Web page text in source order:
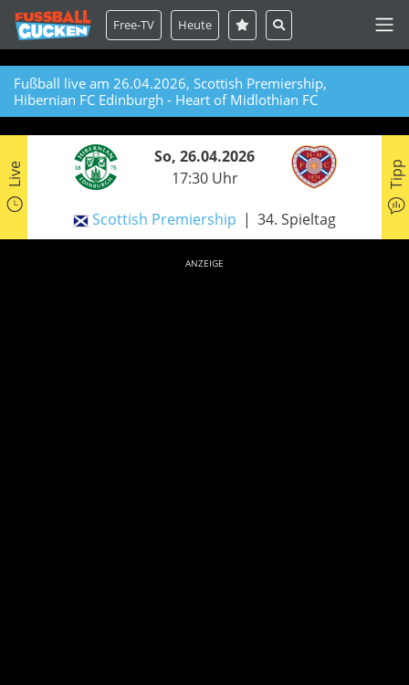
Free-TV Heute
Fußball live am 26.04.2026, Scottish Premiership,
Hibernian FC Edinburgh - Heart of Midlothian FC
Live
So, 26.04.2026
17:30 Uhr
Scottish Premiership 34. Spieltag
Tipp
ANZEIGE